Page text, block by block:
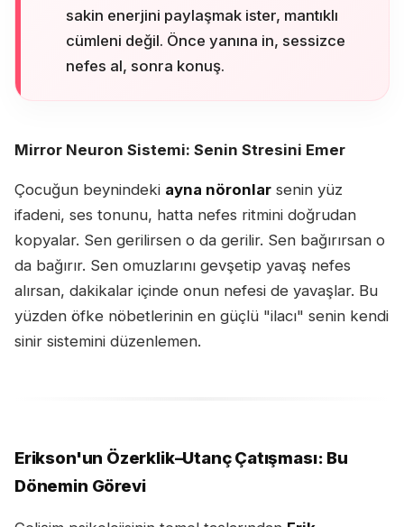
sakin enerjini paylaşmak ister, mantıklı
cümleni değil. Önce yanına in, sessizce
nefes al, sonra konuş.
Mirror Neuron Sistemi: Senin Stresini Emer
Çocuğun beynindeki ayna nöronlar senin yüz
ifadeni, ses tonunu, hatta nefes ritmini doğrudan
kopyalar. Sen gerilirsen o da gerilir. Sen bağırırsan o
da bağırır. Sen omuzlarını gevşetip yavaş nefes
alırsan, dakikalar içinde onun nefesi de yavaşlar. Bu
yüzden öfke nöbetlerinin en güçlü "ilacı" senin kendi
sinir sistemini düzenlemen.
Erikson'un Özerklik–Utanç Çatışması: Bu
Dönemin Görevi